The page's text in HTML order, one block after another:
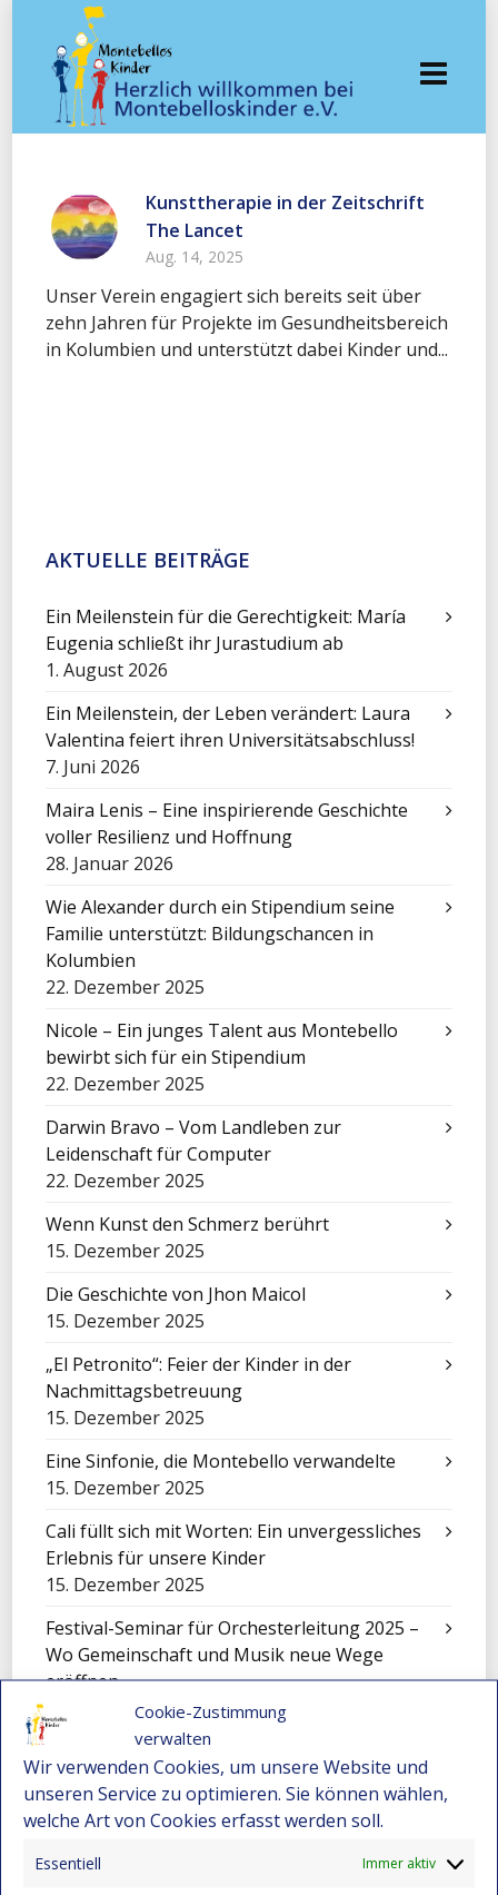
Cookie-Zustimmung
verwalten
Wir verwenden Cookies, um unsere Website und
unseren Service zu optimieren. Sie können wählen,
welche Art von Cookies erfasst werden soll.
Essentiell Immer aktiv
Kunsttherapie in der Zeitschrift
The Lancet
Aug. 14, 2025
Unser Verein engagiert sich bereits seit über
zehn Jahren für Projekte im Gesundheitsbereich
in Kolumbien und unterstützt dabei Kinder und...
AKTUELLE BEITRÄGE
Ein Meilenstein für die Gerechtigkeit: María
Eugenia schließt ihr Jurastudium ab
1. August 2026
Ein Meilenstein, der Leben verändert: Laura
Valentina feiert ihren Universitätsabschluss!
7. Juni 2026
Maira Lenis – Eine inspirierende Geschichte
voller Resilienz und Hoffnung
28. Januar 2026
Wie Alexander durch ein Stipendium seine
Familie unterstützt: Bildungschancen in
Kolumbien
22. Dezember 2025
Nicole – Ein junges Talent aus Montebello
bewirbt sich für ein Stipendium
22. Dezember 2025
Darwin Bravo – Vom Landleben zur
Leidenschaft für Computer
22. Dezember 2025
Wenn Kunst den Schmerz berührt
15. Dezember 2025
Die Geschichte von Jhon Maicol
15. Dezember 2025
„El Petronito“: Feier der Kinder in der
Nachmittagsbetreuung
15. Dezember 2025
Eine Sinfonie, die Montebello verwandelte
15. Dezember 2025
Cali füllt sich mit Worten: Ein unvergessliches
Erlebnis für unsere Kinder
15. Dezember 2025
Festival-Seminar für Orchesterleitung 2025 –
Wo Gemeinschaft und Musik neue Wege
eröffnen
15. Dezember 2025
Eine Sinfonie der Kulturen: Mensajeros de
Esperanza beim Festival in El Salvador
9. November 2025
9. November 2025